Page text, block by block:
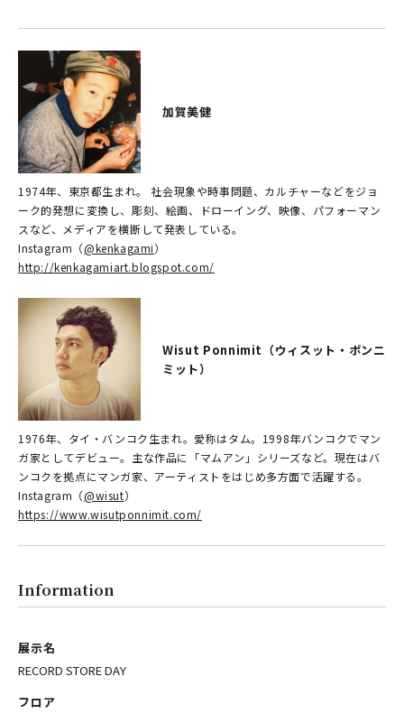
加賀美健
1974年、東京都生まれ。 社会現象や時事問題、カルチャーなどをジョ
ーク的発想に変換し、彫刻、絵画、ドローイング、映像、パフォーマン
スなど、メディアを横断して発表している。
Instagram（@kenkagami）
http://kenkagamiart.blogspot.com/
Wisut Ponnimit（ウィスット・ポンニ
ミット）
1976年、タイ・バンコク生まれ。愛称はタム。1998年バンコクでマン
ガ家としてデビュー。主な作品に「マムアン」シリーズなど。現在はバ
ンコクを拠点にマンガ家、アーティストをはじめ多方面で活躍する。
Instagram（@wisut）
https://www.wisutponnimit.com/
Information
展示名
RECORD STORE DAY
フロア